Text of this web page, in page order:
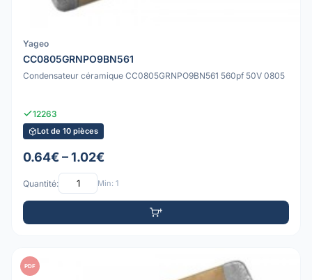
Yageo
CC0805GRNPO9BN561
Condensateur céramique CC0805GRNPO9BN561 560pf 50V 0805
12263
Lot de 10 pièces
0.64€ – 1.02€
Quantité: Min: 1
PDF